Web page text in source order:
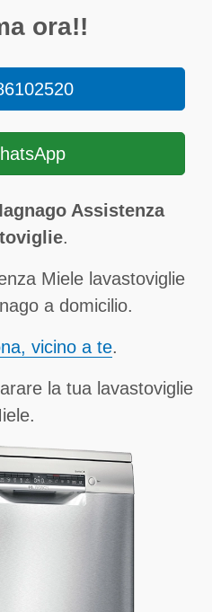
ora!!
Assistenza
.
Miele lavastoviglie
a domicilio.
vicino a te.
la tua lavastoviglie